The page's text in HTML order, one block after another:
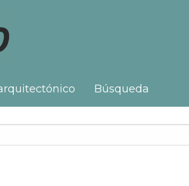
Búsqueda